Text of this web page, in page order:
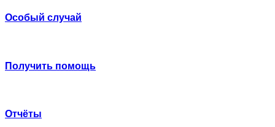
Особый случай
Получить помощь
Отчёты